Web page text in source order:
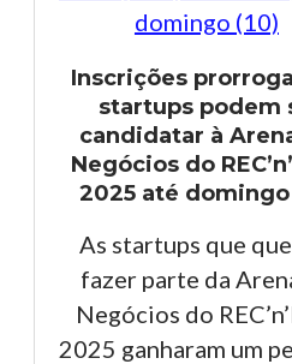
Inscrições
startups podem
candidatar à
Negócios do
2025 até domingo
As startups que
fazer parte da
Negócios do
2025 ganharam um